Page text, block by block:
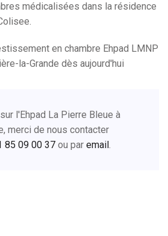
médicalisées dans la résidence
en chambre Ehpad LMNP
la-Grande dès aujourd'hui
l'Ehpad La Pierre Bleue à
merci de nous contacter
85 09 00 37 ou par email .